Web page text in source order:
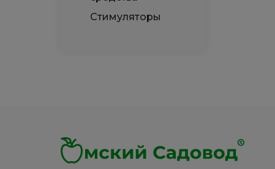
Стимуляторы